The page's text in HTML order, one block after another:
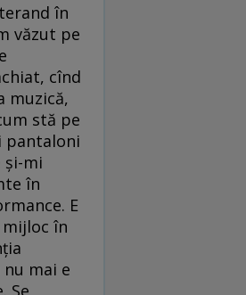
în
văzut pe
cînd
muzică,
stă pe
pantaloni
și-mi
în
E
în
mai e
Se